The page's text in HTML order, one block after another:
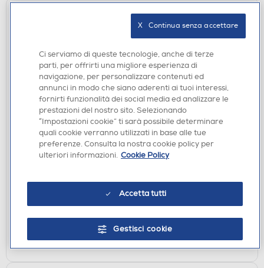
SMARTPHONE DUAL SIM
MOTOROLA - Smartphone MOTO G15 8/512-Sea
disponibile
AGGIUNGI
Ci serviamo di queste tecnologie, anche di terze
parti, per offrirti una migliore esperienza di
navigazione, per personalizzare contenuti ed
annunci in modo che siano aderenti ai tuoi interessi,
fornirti funzionalità dei social media ed analizzare le
prestazioni del nostro sito. Selezionando
“Impostazioni cookie” ti sarà possibile determinare
quali cookie verranno utilizzati in base alle tue
preferenze. Consulta la nostra cookie policy per
ulteriori informazioni. Cookie Policy
Accetta tutti
Gestisci cookie
X   Continua senza accettare